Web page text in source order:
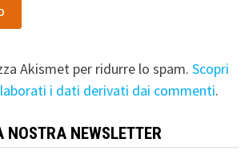
Akismet per ridurre lo spam. Scopri
i dati derivati dai commenti.
NEWSLETTER